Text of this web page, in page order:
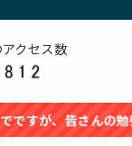
クセス数
さんの勉強のお力に